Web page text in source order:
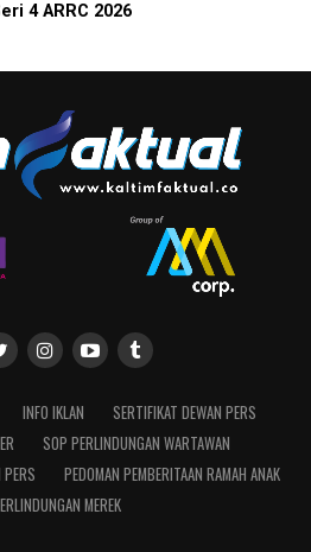
4 ARRC 2026
INFO IKLAN
SERTIFIKAT DEWAN PERS
SOP PERLINDUNGAN WARTAWAN
PERS
PEDOMAN PEMBERITAAN RAMAH ANAK
MEREK